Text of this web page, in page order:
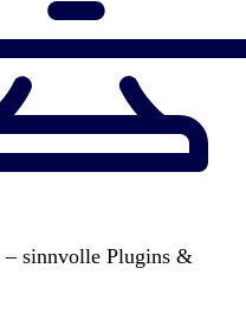
– sinnvolle Plugins &